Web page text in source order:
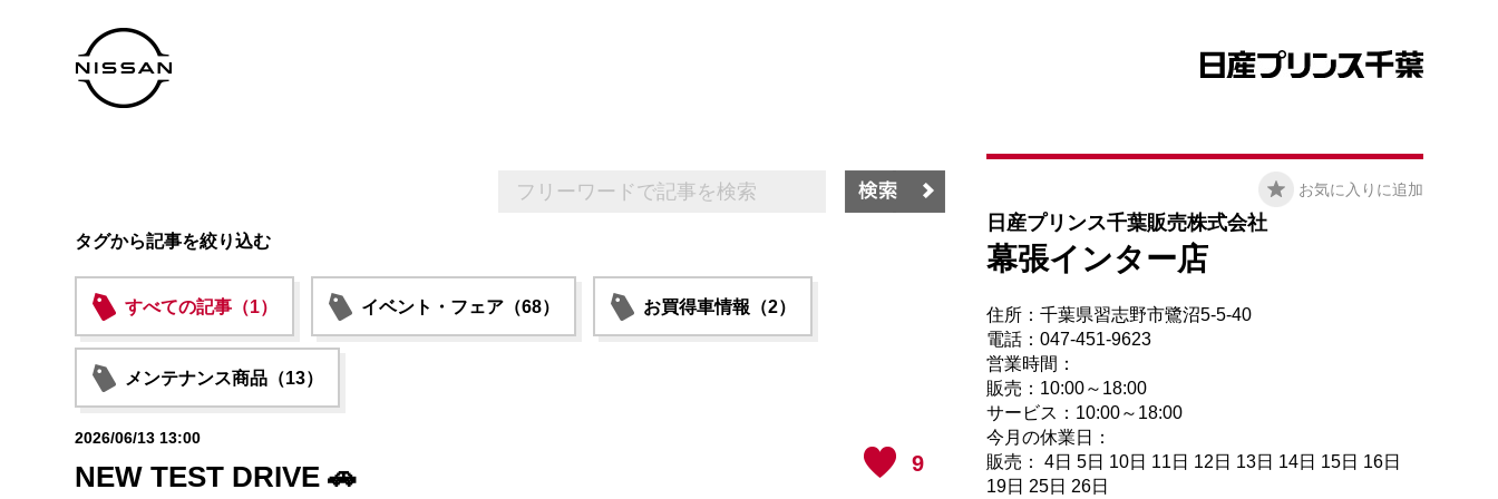
タグから記事を絞り込む
すべての記事（1） イベント・フェア（68） お買得車情報（2）
メンテナンス商品（13）
9
2026/06/13 13:00
NEW TEST DRIVE 🚗
お気に入りに追加
日産プリンス千葉販売株式会社
幕張インター店
住所：千葉県習志野市鷺沼5-5-40
電話：047-451-9623
営業時間：
販売：10:00～18:00
サービス：10:00～18:00
今月の休業日：
販売： 4日 5日 10日 11日 12日 13日 14日 15日 16日
19日 25日 26日